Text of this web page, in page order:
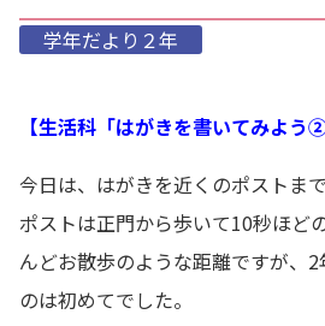
学年だより２年
【生活科「はがきを書いてみよう②
今日は、はがきを近くのポストま
ポストは正門から歩いて10秒ほど
んどお散歩のような距離ですが、
のは初めてでした。